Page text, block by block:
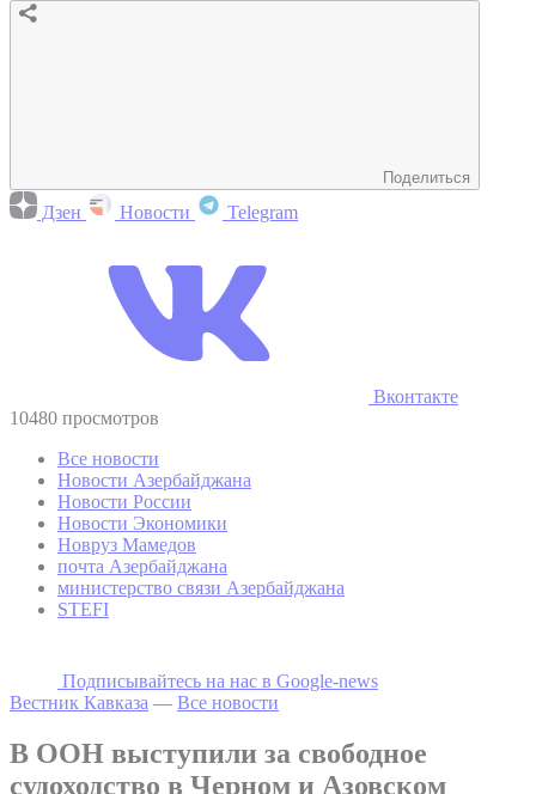
Поделиться
Дзен Новости Telegram
Вконтакте
10480 просмотров
Все новости
Новости Азербайджана
Новости России
Новости Экономики
Новруз Мамедов
почта Азербайджана
министерство связи Азербайджана
STEFI
Подписывайтесь на наc в Google-news
Вестник Кавказа — Все новости
В ООН выступили за свободное
судоходство в Черном и Азовском